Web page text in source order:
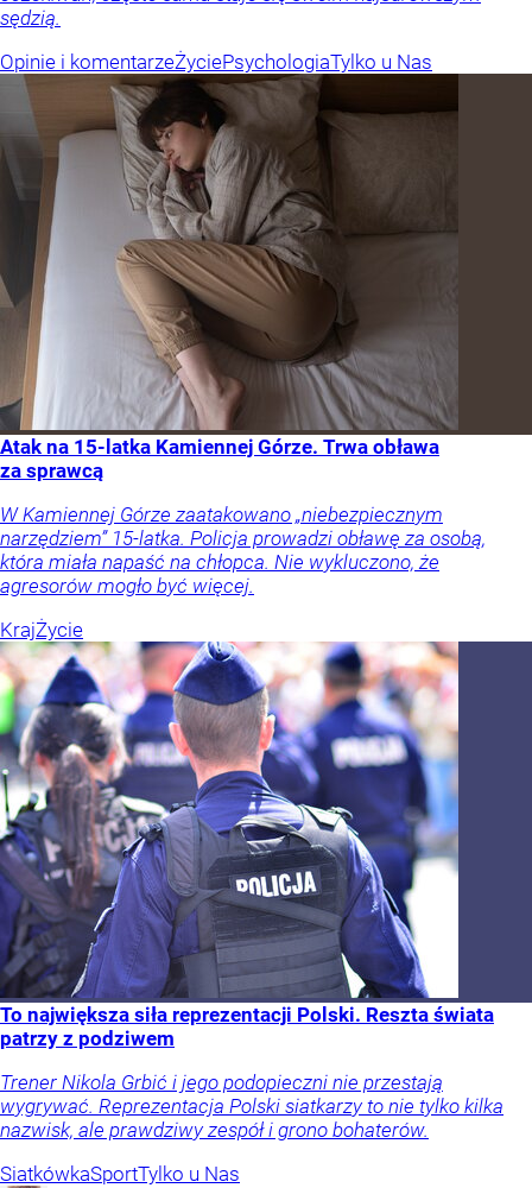
sędzią.
Opinie i komentarzeŻyciePsychologiaTylko u Nas
Atak na 15-latka Kamiennej Górze. Trwa obława
za sprawcą
W Kamiennej Górze zaatakowano „niebezpiecznym
narzędziem” 15-latka. Policja prowadzi obławę za osobą,
która miała napaść na chłopca. Nie wykluczono, że
agresorów mogło być więcej.
KrajŻycie
To największa siła reprezentacji Polski. Reszta świata
patrzy z podziwem
Trener Nikola Grbić i jego podopieczni nie przestają
wygrywać. Reprezentacja Polski siatkarzy to nie tylko kilka
nazwisk, ale prawdziwy zespół i grono bohaterów.
SiatkówkaSportTylko u Nas